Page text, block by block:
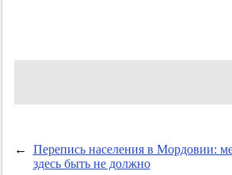
←
Перепись населения в Мордовии:
здесь быть не должно